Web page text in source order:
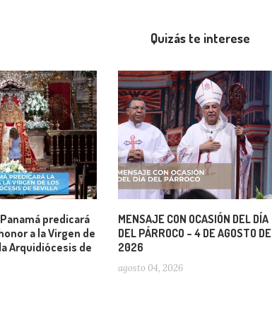
Quizás te interese
predicará
a la Virgen de
Arquidiócesis de
MENSAJE CON OCASIÓN DEL DÍA
DEL PÁRROCO – 4 DE AGOSTO DE
2026
agosto 04, 2026